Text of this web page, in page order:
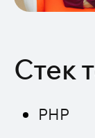
Стек
PHP